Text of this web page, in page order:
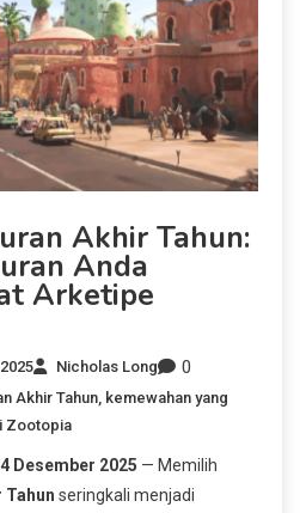
Akhir Tahun:
Anda
Arketipe
Nicholas Long 0
Akhir Tahun kemewahan yang
Zootopia
Desember 2025 — Memilih
Tahun seringkali menjadi